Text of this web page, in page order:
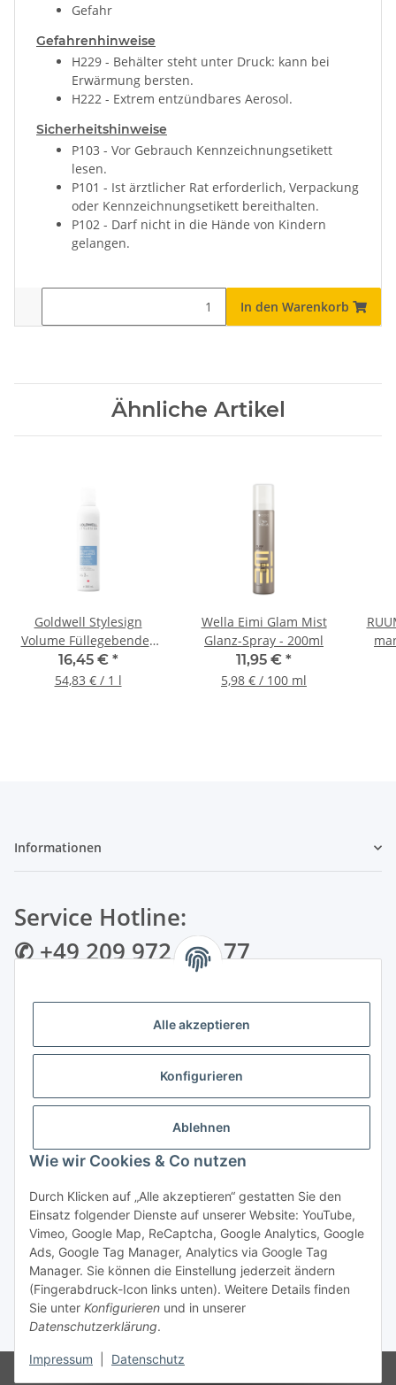
Alle akzeptieren
Konfigurieren
Ablehnen
Wie wir Cookies & Co nutzen
Durch Klicken auf „Alle akzeptieren“ gestatten Sie den
Einsatz folgender Dienste auf unserer Website: YouTube,
Vimeo, Google Map, ReCaptcha, Google Analytics, Google
Ads, Google Tag Manager, Analytics via Google Tag
Manager. Sie können die Einstellung jederzeit ändern
(Fingerabdruck-Icon links unten). Weitere Details finden
Sie unter Konfigurieren und in unserer
Datenschutzerklärung.
Impressum Datenschutz
Gefahr
Gefahrenhinweise
H229 - Behälter steht unter Druck: kann bei
Erwärmung bersten.
H222 - Extrem entzündbares Aerosol.
Sicherheitshinweise
P103 - Vor Gebrauch Kennzeichnungsetikett
lesen.
P101 - Ist ärztlicher Rat erforderlich, Verpackung
oder Kennzeichnungsetikett bereithalten.
P102 - Darf nicht in die Hände von Kindern
gelangen.
In den Warenkorb
Ähnliche Artikel
Goldwell Stylesign
Volume Füllegebendes
Brillanz-Mousse, 300 ml
16,45 € *
54,83 € / 1 l
Wella Eimi Glam Mist
Glanz-Spray - 200ml
11,95 € *
5,98 € / 100 ml
Informationen
Service Hotline:
✆ +49 209 972 995 77
Gewerkenstraße 34 | 45881 Gelsenkirchen
Mo.-Fr.: 09:00 - 18:30 Uhr Samstag: 09:00 - 16:00 Uhr
Zahlungsarten
Vertrag widerrufen
* Alle Preise inkl. gesetzlicher USt., zzgl.